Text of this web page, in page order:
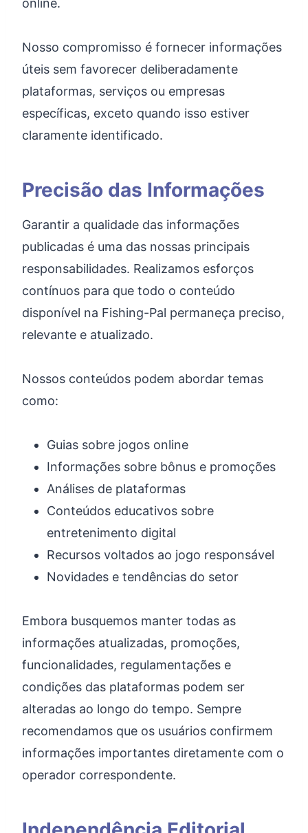
online.
Nosso compromisso é fornecer informações
úteis sem favorecer deliberadamente
plataformas, serviços ou empresas
específicas, exceto quando isso estiver
claramente identificado.
Precisão das Informações
Garantir a qualidade das informações
publicadas é uma das nossas principais
responsabilidades. Realizamos esforços
contínuos para que todo o conteúdo
disponível na Fishing-Pal permaneça preciso,
relevante e atualizado.
Nossos conteúdos podem abordar temas
como:
Guias sobre jogos online
Informações sobre bônus e promoções
Análises de plataformas
Conteúdos educativos sobre
entretenimento digital
Recursos voltados ao jogo responsável
Novidades e tendências do setor
Embora busquemos manter todas as
informações atualizadas, promoções,
funcionalidades, regulamentações e
condições das plataformas podem ser
alteradas ao longo do tempo. Sempre
recomendamos que os usuários confirmem
informações importantes diretamente com o
operador correspondente.